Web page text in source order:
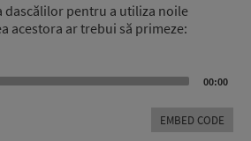
dascălilor pentru a utiliza noile
acestora ar trebui să primeze:
00:00
EMBED CODE